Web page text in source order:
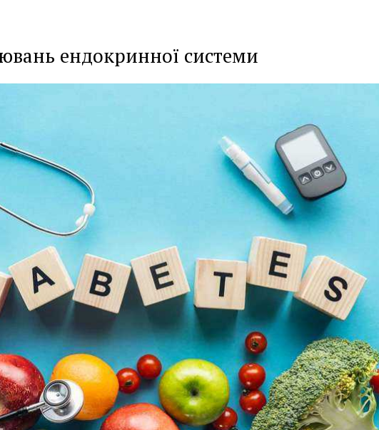
медичний
SUBSCRIBE NOW
Company
Про нас
Контакти
Підписка
Медичні книги
ендокринної системи